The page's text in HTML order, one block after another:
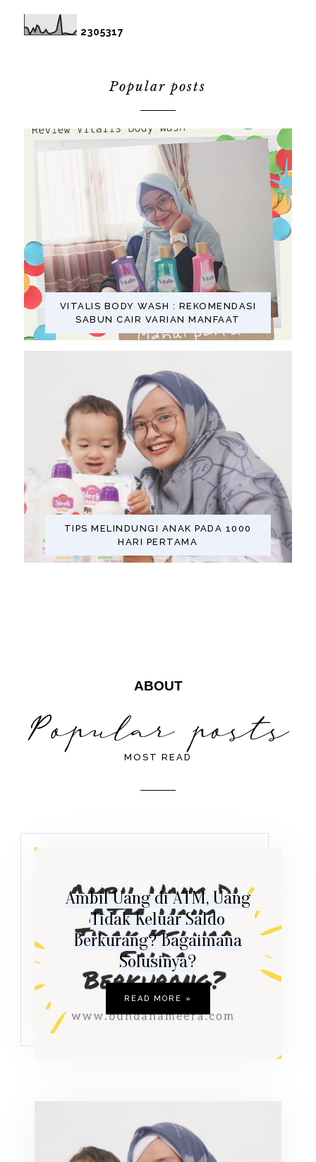
2305317
Popular posts
VITALIS BODY WASH : REKOMENDASI
SABUN CAIR VARIAN MANFAAT
TIPS MELINDUNGI ANAK PADA 1000
HARI PERTAMA
ABOUT
MOST READ
Ambil Uang di ATM, Uang
Tidak Keluar Saldo
Berkurang? Bagaimana
Solusinya?
READ MORE »